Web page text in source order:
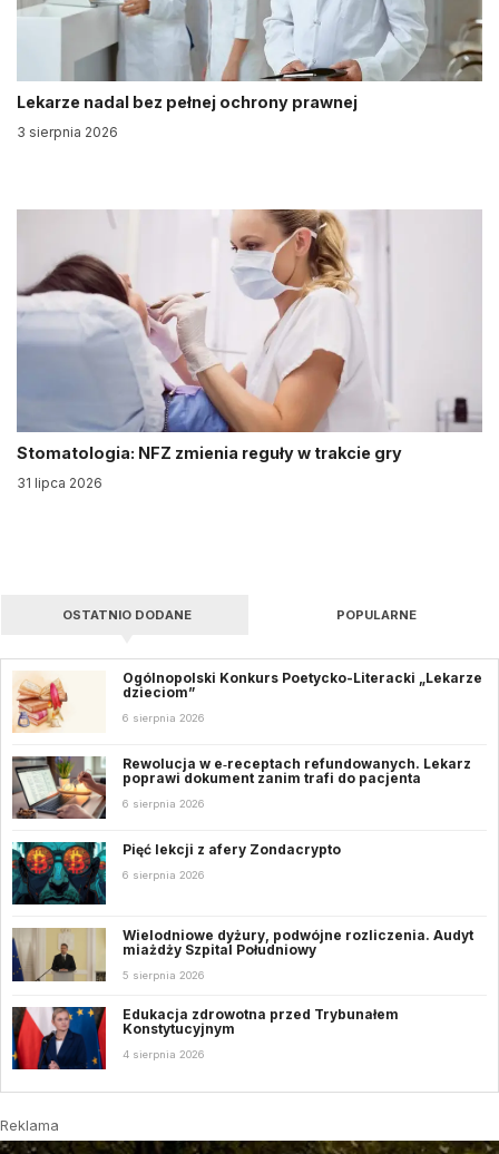
Lekarze nadal bez pełnej ochrony prawnej
3 sierpnia 2026
Stomatologia: NFZ zmienia reguły w trakcie gry
31 lipca 2026
OSTATNIO DODANE POPULARNE
Ogólnopolski Konkurs Poetycko-Literacki „Lekarze
dzieciom”
6 sierpnia 2026
Rewolucja w e‑receptach refundowanych. Lekarz
poprawi dokument zanim trafi do pacjenta
6 sierpnia 2026
Pięć lekcji z afery Zondacrypto
6 sierpnia 2026
Wielodniowe dyżury, podwójne rozliczenia. Audyt
miażdży Szpital Południowy
5 sierpnia 2026
Edukacja zdrowotna przed Trybunałem
Konstytucyjnym
4 sierpnia 2026
Reklama